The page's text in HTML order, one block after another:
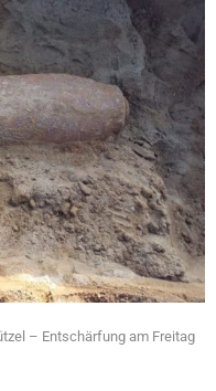
– Entschärfung am Freitag